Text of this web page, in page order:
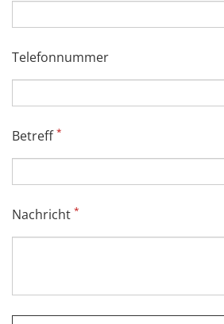
Telefonnummer
Betreff*
Nachricht *